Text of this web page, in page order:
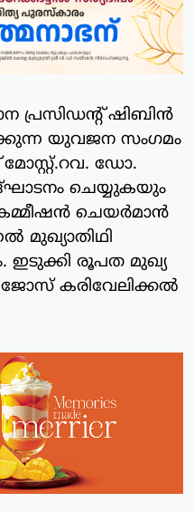
പ്രസിഡന്റ് ഷിബിൻ
യുവജന സംഗമം
മോസ്റ്റ്.റവ. ഡോ.
ചെയ്യുകയും
ചെയർമാൻ
മുഖ്യാതിഥി
ഇടുക്കി രൂപത മുഖ്യ
കരിവേലിക്കൽ